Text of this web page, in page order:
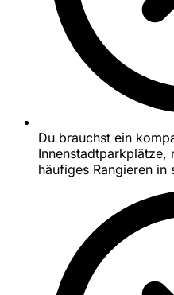
Du brauchst ein
Innenstadtparkplätze,
häufiges Rangieren in